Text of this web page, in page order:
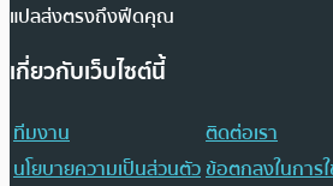
แปลส่งตรงถึงฟีดคุณ
เกี่ยวกับเว็บไซต์นี้
ทีมงาน
ติดต่อเรา
นโยบายความเป็นส่วนตัวข้อตกลงในการ